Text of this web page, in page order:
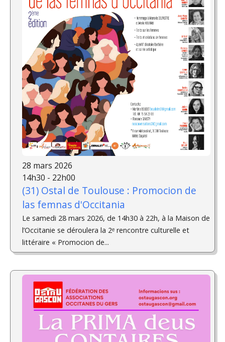
28 mars 2026
14h30 - 22h00
(31) Ostal de Toulouse : Promocion de
las femnas d'Occitania
Le samedi 28 mars 2026, de 14h30 à 22h, à la Maison de
l’Occitanie se déroulera la 2ᵉ rencontre culturelle et
littéraire « Promocion de...